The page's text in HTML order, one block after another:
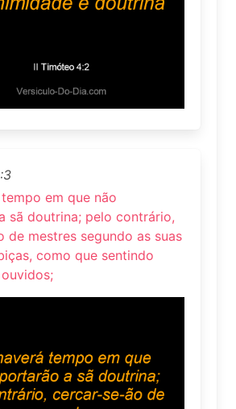
em que não
sã doutrina; pelo contrário,
de mestres segundo as suas
como que sentindo